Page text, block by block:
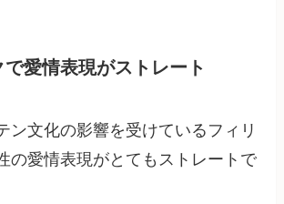
で愛情表現がストレート
ン文化の影響を受けているフィリ
の愛情表現がとてもストレートで